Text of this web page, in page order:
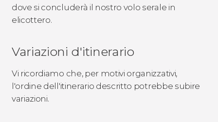
dove si concluderà il nostro volo serale in
elicottero.
Variazioni d'itinerario
Vi ricordiamo che, per motivi organizzativi,
l'ordine dell'itinerario descritto potrebbe subire
variazioni.